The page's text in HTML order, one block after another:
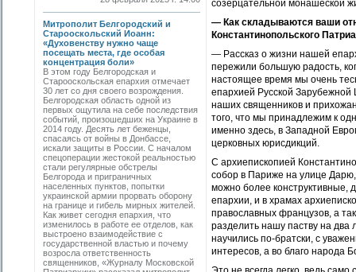
Митрополит Белгородский и
Старооскольский Иоанн:
«Духовенству нужно чаще
посещать места, где особая
концентрация боли»
В этом году Белгородская и
Старооскольская епархия отмечает
30 лет со дня своего возрождения.
Белгородская область одной из
первых ощутила на себе последствия
событий, произошедших на Украине в
2014 году. Десять лет беженцы,
спасаясь от войны в Донбассе,
искали защиты в России. С началом
спецоперации жестокой реальностью
стали регулярные обстрелы
Белгорода и приграничных
населенных пунктов, попытки
украинской армии прорвать оборону
на границе и гибель мирных жителей.
Как живет сегодня епархия, что
изменилось в работе ее отделов, как
выстроено взаимодействие с
государственной властью и почему
возросла ответственность
священников, «Журналу Московской
созерцательной монашеской
— Как складываются ваши
Константинопольского
— Рассказ о жизни нашей
пережили большую радость,
настоящее время мы очень
епархией Русской Зарубежной
наших священников и
того, что мы принадлежим к
именно здесь, в Западной
церковных юрисдикций.
С архиепископией
собор в Париже на улице
можно более конструктивные,
епархии, и в храмах
православных французов, а
разделить нашу паству на
научились по-братски, с
интересов, а во благо народа